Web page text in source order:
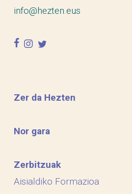
info@hezten.eus
facebook
instagram
twitter
Zer da Hezten
Nor gara
Zerbitzuak
Aisialdiko Formazioa